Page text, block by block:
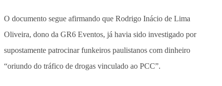
O documento segue afirmando que Rodrigo Inácio de Lima
Oliveira, dono da GR6 Eventos, já havia sido investigado por
supostamente patrocinar funkeiros paulistanos com dinheiro
“oriundo do tráfico de drogas vinculado ao PCC”.